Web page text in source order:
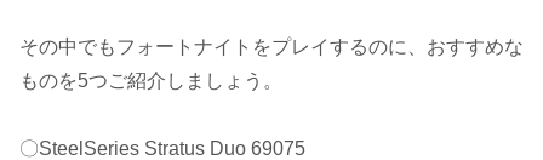
その中でもフォートナイトをプレイするのに、おすすめな
ものを5つご紹介しましょう。
〇SteelSeries Stratus Duo 69075